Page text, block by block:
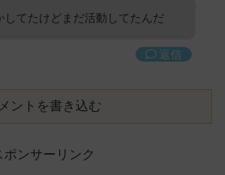
してたけどまだ活動してたんだ
返信
ントを書き込む
ポンサーリンク